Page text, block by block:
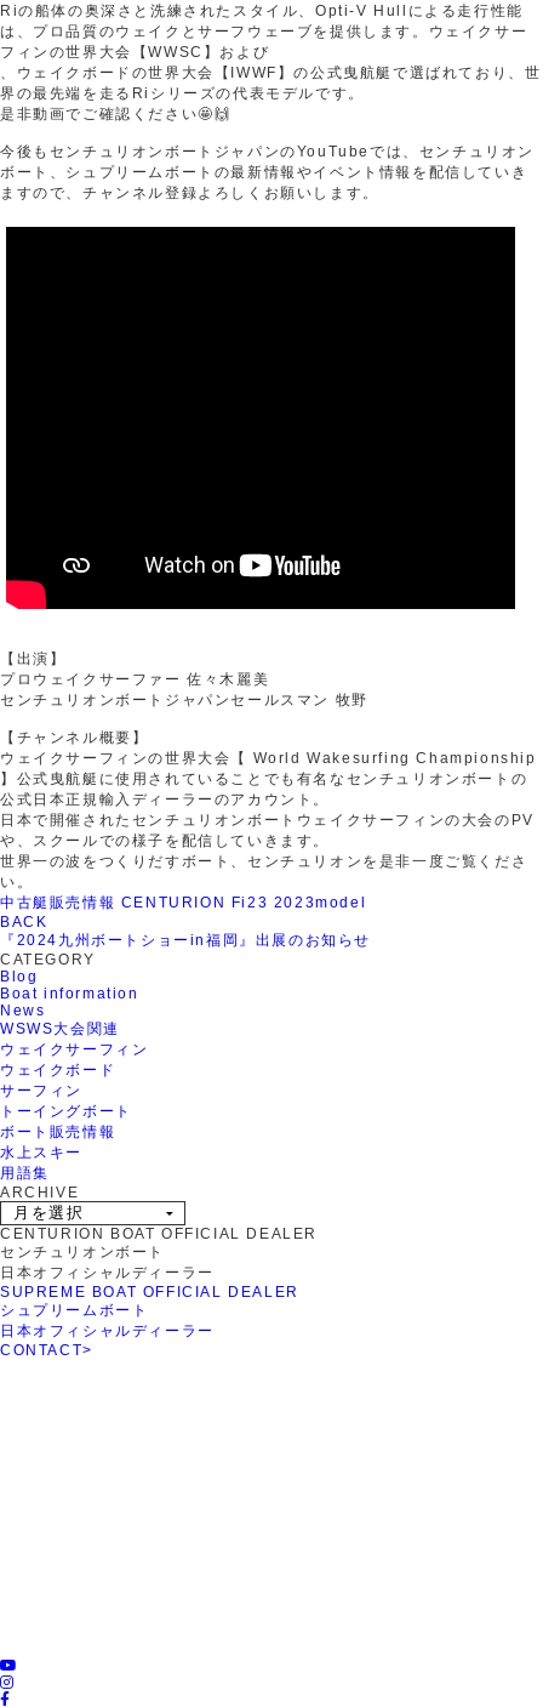
Riの船体の奥深さと洗練されたスタイル、Opti-V Hullによる走行性能
は、プロ品質のウェイクとサーフウェーブを提供します。ウェイクサー
フィンの世界大会【WWSC】および
、ウェイクボードの世界大会【IWWF】の公式曳航艇で選ばれており、世
界の最先端を走るRiシリーズの代表モデルです。
是非動画でご確認ください🤩🙌
今後もセンチュリオンボートジャパンのYouTubeでは、センチュリオン
ボート、シュプリームボートの最新情報やイベント情報を配信していき
ますので、チャンネル登録よろしくお願いします。
【出演】
プロウェイクサーファー 佐々木麗美
センチュリオンボートジャパンセールスマン 牧野
【チャンネル概要】
ウェイクサーフィンの世界大会【 World Wakesurfing Championship
】公式曳航艇に使用されていることでも有名なセンチュリオンボートの
公式日本正規輸入ディーラーのアカウント。
日本で開催されたセンチュリオンボートウェイクサーフィンの大会のPV
や、スクールでの様子を配信していきます。
世界一の波をつくりだすボート、センチュリオンを是非一度ご覧くださ
い。
中古艇販売情報 CENTURION Fi23 2023model
BACK
『2024九州ボートショーin福岡』出展のお知らせ
CATEGORY
Blog
Boat information
News
WSWS大会関連
ウェイクサーフィン
ウェイクボード
サーフィン
トーイングボート
ボート販売情報
水上スキー
用語集
ARCHIVE
CENTURION BOAT OFFICIAL DEALER
センチュリオンボート
日本オフィシャルディーラー
SUPREME BOAT OFFICIAL DEALER
シュプリームボート
日本オフィシャルディーラー
CONTACT>